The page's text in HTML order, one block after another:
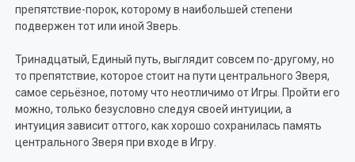
препятствие-порок, которому в наибольшей степени
подвержен тот или иной Зверь.
Тринадцатый, Единый путь, выглядит совсем по-другому, но
то препятствие, которое стоит на пути центрального Зверя,
самое серьёзное, потому что неотличимо от Игры. Пройти его
можно, только безусловно следуя своей интуиции, а
интуиция зависит оттого, как хорошо сохранилась память
центрального Зверя при входе в Игру.